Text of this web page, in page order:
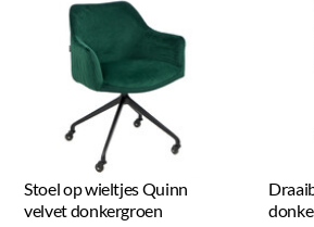
interieurstijl gecreëerd.
Stoel op wieltjes Quinn
velvet donkergroen